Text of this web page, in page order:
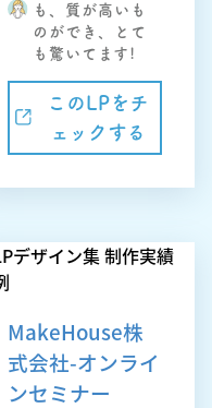
も、質が高いも
のができ、とて
も驚いてます!
このLPをチ
ェックする
MakeHouse株
式会社-オンライ
ンセミナー